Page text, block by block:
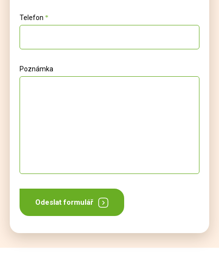
Telefon
Poznámka
Odeslat formulář